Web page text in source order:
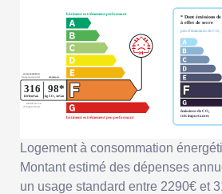
Logement à consommation
Montant estimé des dépenses
un usage standard entre 2290€ et